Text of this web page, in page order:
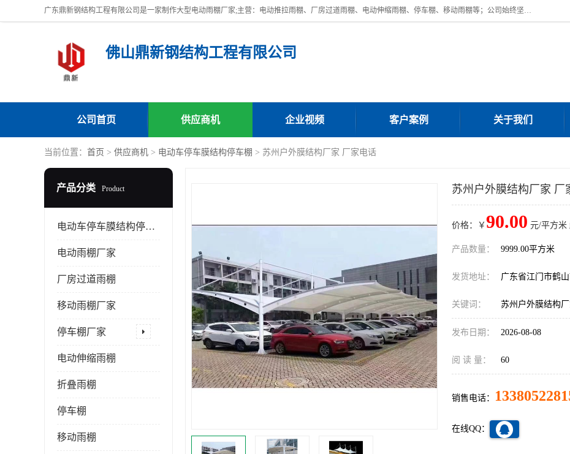
广东鼎新钢结构工程有限公司是一家制作大型电动雨棚厂家;主营：电动推拉雨棚、厂房过道雨棚、电动伸缩雨棚、停车棚、移动雨棚等；公司始终坚持结构创新,品质优越,美观形象,且售后服务好。公司充分吸纳当今休闲用品的前端技术和风格,为您带来质价相宜,时尚典雅的各种户外用品,
佛山鼎新钢结构工程有限公司
公司首页 供应商机 企业视频 客户案例 关于我们
当前位置： 首页 > 供应商机 > 电动车停车膜结构停车棚 > 苏州户外膜结构厂家 厂家电话
产品分类 Product
电动车停车膜结构停车棚
电动雨棚厂家
厂房过道雨棚
移动雨棚厂家
停车棚厂家
电动伸缩雨棚
折叠雨棚
停车棚
移动雨棚
苏州户外膜结构厂家 厂
价格：￥ 90.00 元/平方米
产品数量： 9999.00平方米
发货地址： 广东省江门市鹤
关键词： 苏州户外膜结构
发布日期： 2026-08-08
阅 读 量： 60
销售电话：
在线QQ：